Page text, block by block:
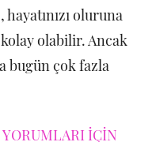
oluruna
olabilir. Ancak
bugün çok fazla
YORUMLARI İÇİN